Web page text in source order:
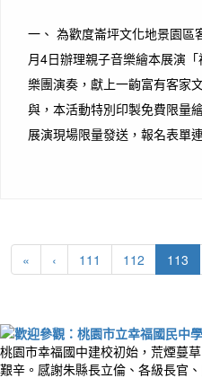
一、 為歡度崙坪文化地景園
月4日辦理親子音樂繪本展演
樂團演奏，獻上一齣富有客家
與，本活動特別印製免費限量
展演現場限量發送，報名表單
« ‹ 111 112 113
桃園市幸福國中建校初始，荒煙蔓
艱辛。感謝朱縣長立倫、各級長官